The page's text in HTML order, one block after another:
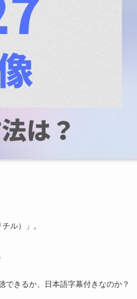
ル）」。
できるか、日本語字幕付きなのか？